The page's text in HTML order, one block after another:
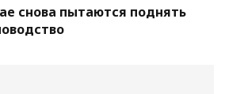
снова пытаются поднять